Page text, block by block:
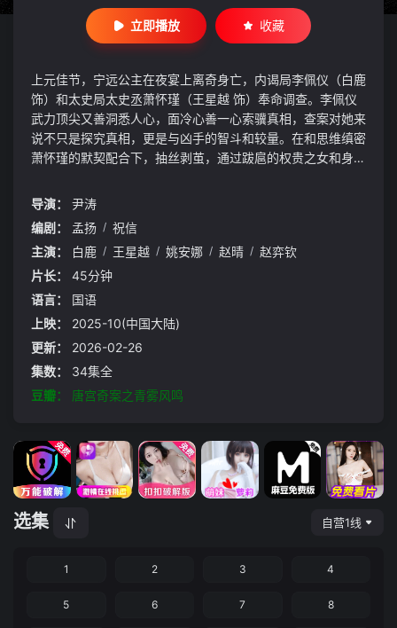
立即播放 收藏
上元佳节，宁远公主在夜宴上离奇身亡，内谒局李佩仪（白鹿
饰）和太史局太史丞萧怀瑾（王星越 饰）奉命调查。李佩仪
武力顶尖又善洞悉人心，面冷心善一心索骥真相，查案对她来
说不只是探究真相，更是与凶手的智斗和较量。在和思维缜密
萧怀瑾的默契配合下，抽丝剥茧，通过跋扈的权贵之女和身负
错综复杂的发生在大唐内廷中的宫闱秘史、诡异奇案接踵而
扯出后宫各类女子命运的案件中，李萧二人探索大唐奇景，感
受人间奇情，并在破案过程中，逐渐查清了十五年前李家灭门
案背后的真相，最终揭露出幕后黑手的阴谋。李佩仪不仅为父
亲洗脱冤屈，还在追寻真相的过程中，收获了并肩作伴的伙
伴，得到了救赎。
导演：
尹涛
编剧：
孟扬 / 祝信
主演：
白鹿 / 王星越 / 姚安娜 / 赵晴 / 赵弈钦
片长：
45分钟
语言：
国语
上映：
2025-10(中国大陆)
更新：
2026-02-26
集数：
34集全
豆瓣：
唐宫奇案之青雾风鸣
选集 自营1线
1 2 3 4
5 6 7 8